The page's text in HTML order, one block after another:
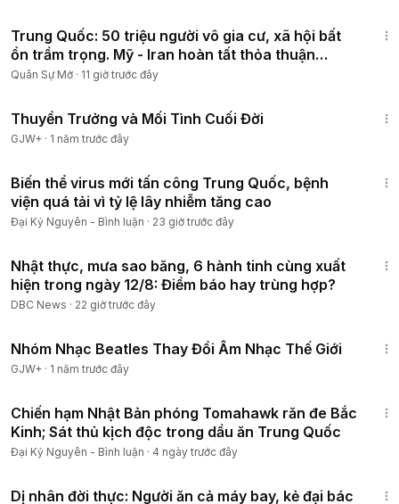
Trung Quốc: 50 triệu người vô gia cư, xã hội bất
ổn trầm trọng. Mỹ - Iran hoàn tất thỏa thuận
Hormuz
Quân Sự Mở · 11 giờ trước đây
Thuyền Trưởng và Mối Tình Cuối Đời
GJW+ · 1 năm trước đây
Biến thể virus mới tấn công Trung Quốc, bệnh
viện quá tải vì tỷ lệ lây nhiễm tăng cao
Đại Kỷ Nguyên - Bình luận · 23 giờ trước đây
Nhật thực, mưa sao băng, 6 hành tinh cùng xuất
hiện trong ngày 12/8: Điềm báo hay trùng hợp?
DBC News · 22 giờ trước đây
Nhóm Nhạc Beatles Thay Đổi Âm Nhạc Thế Giới
GJW+ · 1 năm trước đây
Chiến hạm Nhật Bản phóng Tomahawk răn đe Bắc
Kinh; Sát thủ kịch độc trong dầu ăn Trung Quốc
Đại Kỷ Nguyên - Bình luận · 4 ngày trước đây
Dị nhân đời thực: Người ăn cả máy bay, kẻ đại bác